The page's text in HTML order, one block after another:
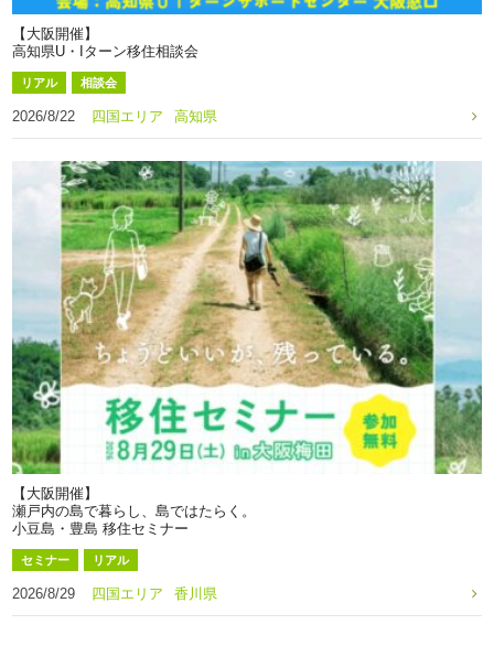
【大阪開催】
高知県U・Iターン移住相談会
リアル 相談会
2026/8/22 四国エリア 高知県
【大阪開催】
瀬戸内の島で暮らし、島ではたらく。
小豆島・豊島 移住セミナー
セミナー リアル
2026/8/29 四国エリア 香川県